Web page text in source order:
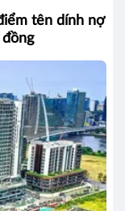
tên dính nợ